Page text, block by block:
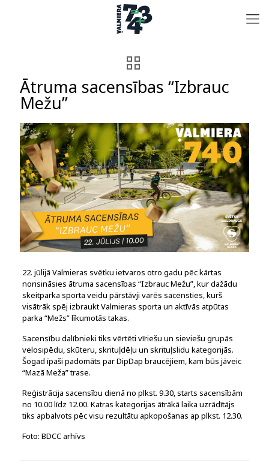
Ātruma sacensības “Izbrauc
Mežu”
22. jūlijā Valmieras svētku ietvaros otro gadu pēc kārtas
norisināsies ātruma sacensības “Izbrauc Mežu”, kur dažādu
skeitparka sporta veidu pārstāvji varēs sacensties, kurš
visātrāk spēj izbraukt Valmieras sporta un aktīvās atpūtas
parka “Mežs” līkumotās takas.
Sacensību dalībnieki tiks vērtēti vīriešu un sieviešu grupās
velosipēdu, skūteru, skrituļdēļu un skrituļslidu kategorijās.
Šogad īpaši padomāts par DipDap braucējiem, kam būs jāveic
“Mazā Meža” trase.
Reģistrācija sacensību dienā no plkst. 9.30, starts sacensībām
no 10.00 līdz 12.00. Katras kategorijas ātrākā laika uzrādītājs
tiks apbalvots pēc visu rezultātu apkopošanas ap plkst. 12.30.
Foto: BDCC arhīvs